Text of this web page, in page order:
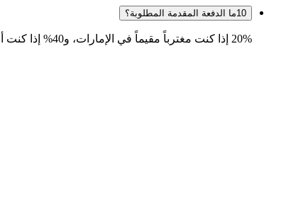
10ما الدفعة المقدمة المطلوبة؟
20% إذا كنت مغترباً مقيماً في الإمارات، و40% إذا كنت أجنبياً غير مقيم، و15% إذا كنت مواطناً إماراتياً.